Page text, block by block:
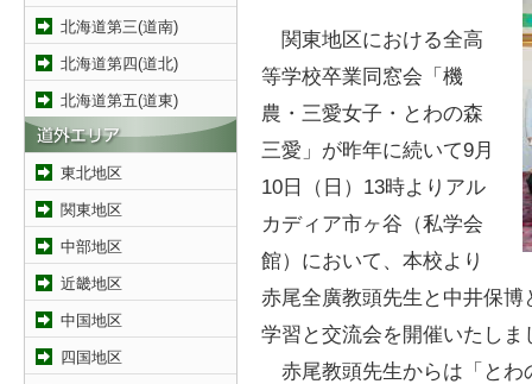
北海道第三(道南)
北海道第四(道北)
北海道第五(道東)
東北地区
関東地区
中部地区
近畿地区
中国地区
四国地区
関東地区における全高
等学校卒業同窓会「機
農・三愛女子・とわの森
三愛」が昨年に続いて9月
10日（日）13時よりアル
カディア市ヶ谷（私学会
館）において、本校より
赤尾全廣教頭先生と中井保
学習と交流会を開催いたしま
赤尾教頭先生からは「とわ